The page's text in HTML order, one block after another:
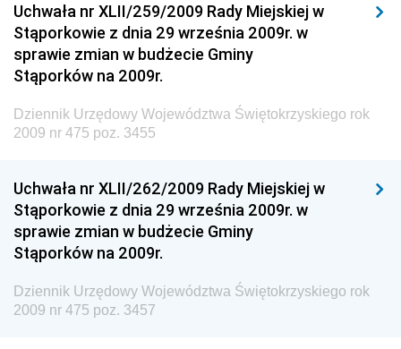
Dziennik Urzędowy Ministerstwa Kultury, Dziedzictwa
Narodowego i Sportu
Dziennik Urzędowy Ministra Finansów, Funduszy i
Dziennik Urzędowy Ministra Rozwoju, Pracy i
Dziennik Urzędowy Ministra Kultury, Dziedzictwa
Narodowego i Sportu
Dziennik Urzędowy Ministra Rodziny i Polityki
Społecznej
Dziennik Urzędowy Komendy Głównej Straży
Granicznej
Uchwała nr XLII/259/2009 Rady Miejskiej w
Stąporkowie z dnia 29 września 2009r. w
sprawie zmian w budżecie Gminy
Stąporków na 2009r.
Dziennik Urzędowy Województwa Świętokrzyskiego rok
2009 nr 475 poz. 3455
Uchwała nr XLII/262/2009 Rady Miejskiej w
Stąporkowie z dnia 29 września 2009r. w
sprawie zmian w budżecie Gminy
Stąporków na 2009r.
Dziennik Urzędowy Województwa Świętokrzyskiego rok
2009 nr 475 poz. 3457